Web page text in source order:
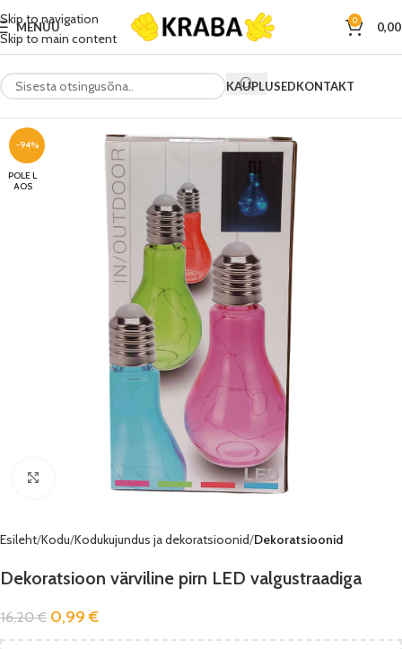
Skip to navigation
Skip to main content
MENÜÜ 0
KAUPLUSEDKONTAKT
-94%
POLE L
AOS
Esileht Kodu Kodukujundus ja dekoratsioonid Dekoratsioonid
Dekoratsioon värviline pirn LED valgustraadiga
16,20€ 0,99€